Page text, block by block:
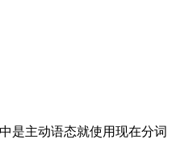
是主动语态就使用现在分